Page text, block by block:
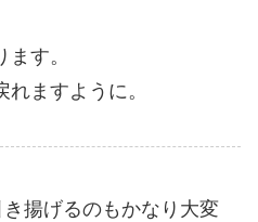
す。
ますように。
揚げるのもかなり大変